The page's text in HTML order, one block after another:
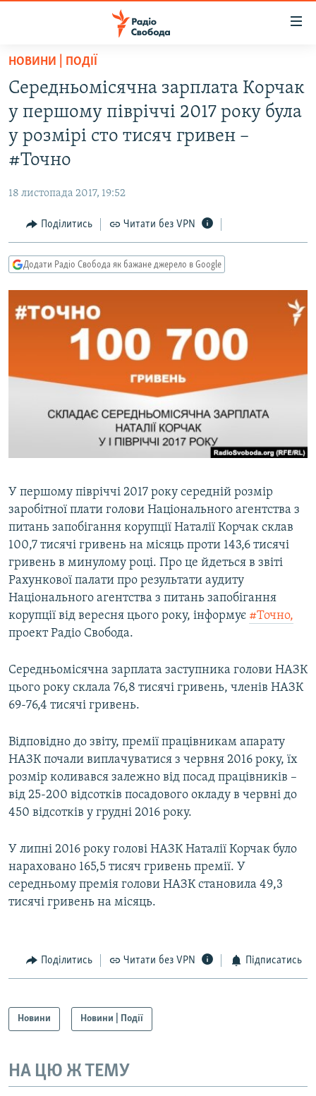
Перейти
основного
матеріалу
Перейти
до
основної
Перейти
пошуку
ВСЕ ЗА ДОБУ
СТАТТІ
ПОЛІТИКА
КУЛЬТУРА
СПОРТ
СВІТ
ВІЙНА
ДОНБАС.РЕАЛІЇ
КРИМ.РЕАЛІЇ
ТИ ЯК?
КИТАЙ.ВИКЛИКИ
МУЛЬТИМЕДІА
СПЕЦПРОЄКТИ
РУС
УКР
КТАТ
ДОЛУЧАЙСЯ!
НОВИНИ | ПОДІЇ
Середньомісячна зарплата Корчак
у першому півріччі 2017 року була
у розмірі сто тисяч гривен –
#Точно
18 листопада 2017, 19:52
Поділитись Читати без VPN
Додати Радіо Свобода як бажане джерело в Google
У першому півріччі 2017 року середній розмір
заробітної плати голови Національного агентства з
питань запобігання корупції Наталії Корчак склав
100,7 тисячі гривень на місяць проти 143,6 тисячі
гривень в минулому році. Про це йдеться в звіті
Рахункової палати про результати аудиту
Національного агентства з питань запобігання
корупції від вересня цього року, інформує #Точно,
проект Радіо Свобода.
Середньомісячна зарплата заступника голови НАЗК
цього року склала 76,8 тисячі гривень, членів НАЗК
69-76,4 тисячі гривень.
Відповідно до звіту, премії працівникам апарату
НАЗК почали виплачуватися з червня 2016 року, їх
розмір коливався залежно від посад працівників –
від 25-200 відсотків посадового окладу в червні до
450 відсотків у грудні 2016 року.
У липні 2016 року голові НАЗК Наталії Корчак було
нараховано 165,5 тисяч гривень премії. У
середньому премія голови НАЗК становила 49,3
тисячі гривень на місяць.
Поділитись Читати без VPN Підписатись
Новини Новини | Події
НА ЦЮ Ж ТЕМУ